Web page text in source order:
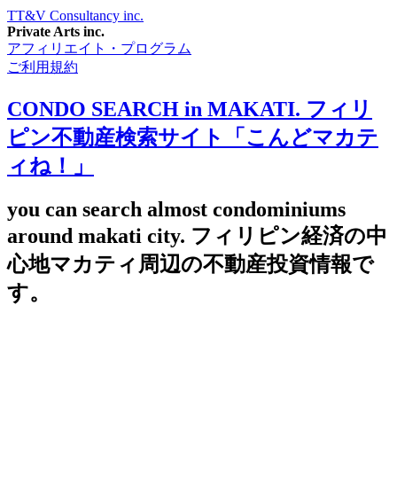
TT&V Consultancy inc.
Private Arts inc.
アフィリエイト・プログラム
ご利用規約
CONDO SEARCH in MAKATI. フィリ
ピン不動産検索サイト「こんどマカテ
ィね！」
you can search almost condominiums
around makati city. フィリピン経済の中
心地マカティ周辺の不動産投資情報で
す。